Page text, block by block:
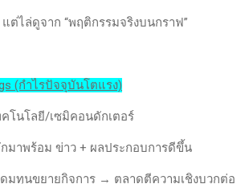
ต่ไล่ดูจาก “พฤติกรรมจริงบนกราฟ”
(กำไรปัจจุบันโตแรง)
คโนโลยี/เซมิคอนดักเตอร์
กมาพร้อม ข่าว + ผลประกอบการดีขึ้น
มทุนขยายกิจการ → ตลาดตีความเชิงบวกต่อ